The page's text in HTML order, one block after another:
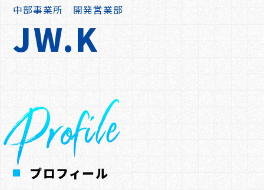
Concept
コンセプト
Company
西村ケミテックについて
Business
業務内容について
Works
中部事業所 開発営業部
JW.K
Profile
プロフィール